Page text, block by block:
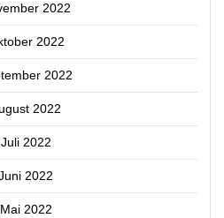
2022
2022
2022
2022
Juli 2022
2022
Mai 2022